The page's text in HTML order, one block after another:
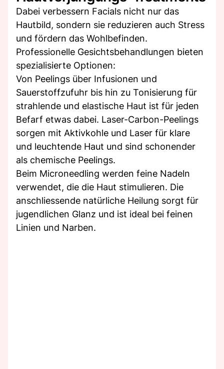
Dabei verbessern Facials nicht nur das
Hautbild, sondern sie reduzieren auch Stress
und fördern das Wohlbefinden.
Professionelle Gesichtsbehandlungen bieten
spezialisierte Optionen:
Von Peelings über Infusionen und
Sauerstoffzufuhr bis hin zu Tonisierung für
strahlende und elastische Haut ist für jeden
Befarf etwas dabei. Laser-Carbon-Peelings
sorgen mit Aktivkohle und Laser für klare
und leuchtende Haut und sind schonender
als chemische Peelings.
Beim Microneedling werden feine Nadeln
verwendet, die die Haut stimulieren. Die
anschliessende natürliche Heilung sorgt für
jugendlichen Glanz und ist ideal bei feinen
Linien und Narben.